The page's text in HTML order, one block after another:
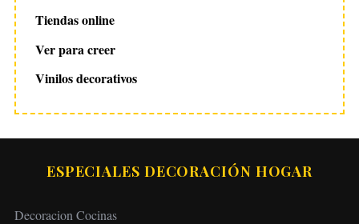
Tiendas online
Ver para creer
Vinilos decorativos
ESPECIALES DECORACIÓN HOGAR
Decoracion Cocinas